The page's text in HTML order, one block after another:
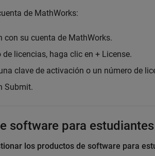
de MathWorks:
con su cuenta de MathWorks.
de licencias, haga clic en + License.
clave de activación o un número de
Submit.
software para estudiantes
los productos de software para